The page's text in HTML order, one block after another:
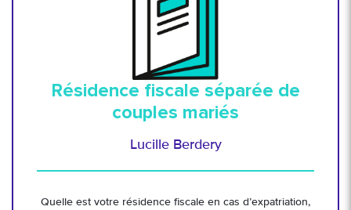
Résidence fiscale séparée de
couples mariés
Lucille Berdery
Quelle est votre résidence fiscale en cas d’expatriation,